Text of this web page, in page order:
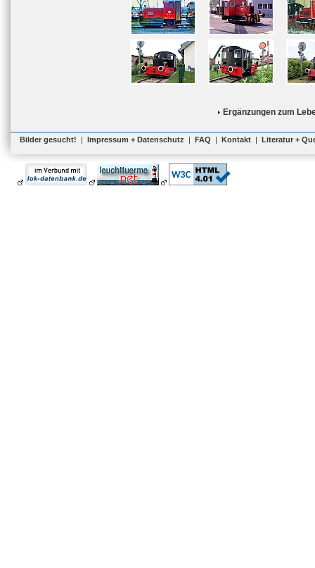
Ergänzungen zum
Bilder gesucht! | Impressum + Datenschutz | FAQ | Kontakt | Literatur +